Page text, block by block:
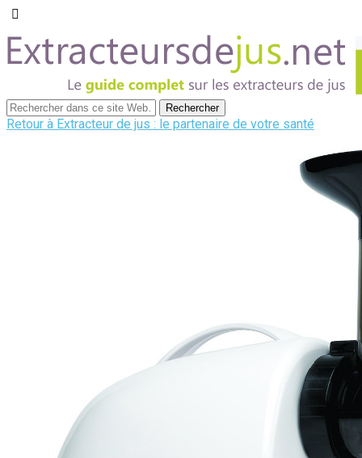
Retour à Extracteur de jus : le partenaire de votre santé